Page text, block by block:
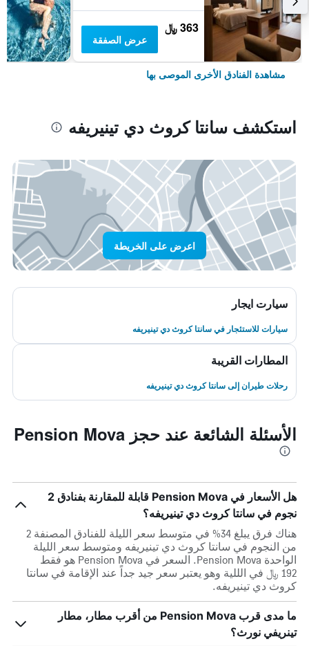
363 ﷼
عرض الصفقة
مشاهدة الفنادق الأخرى الموصى بها
استكشف سانتا كروث دي تينيريفه
اعرض على الخريطة
سيارت ايجار
سيارات للاستئجار في سانتا كروث دي تينيريفه
المطارات القريبة
رحلات طيران إلى سانتا كروث دي تينيريفه
الأسئلة الشائعة عند حجز Pension Mova
هل الأسعار في Pension Mova قابلة للمقارنة بفنادق 2
نجوم في سانتا كروث دي تينيريفه؟
هناك فرق يبلغ 34% في متوسط ​​سعر الليلة للفنادق المصنفة 2
من النجوم في سانتا كروث دي تينيريفه ومتوسط ​​سعر الليلة
الواحدة Pension Mova. السعر في Pension Mova هو فقط
192 ﷼ في الللية وهو يعتبر سعر جيد جداً عند الإقامة في سانتا
كروث دي تينيريفه.
ما مدى قرب Pension Mova من أقرب مطار، مطار
تينريفي نورث؟